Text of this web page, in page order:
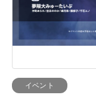
イベント